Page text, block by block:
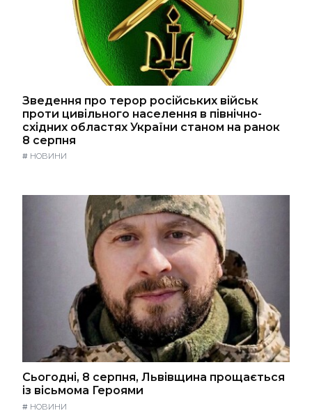
Зведення про терор російських військ
проти цивільного населення в північно-
східних областях України станом на ранок
8 серпня
# НОВИНИ
Сьогодні, 8 серпня, Львівщина прощається
із вісьмома Героями
# НОВИНИ